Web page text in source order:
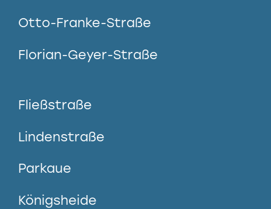
Otto-Franke-Straße
Florian-Geyer-Straße
Fließstraße
Lindenstraße
Parkaue
Königsheide